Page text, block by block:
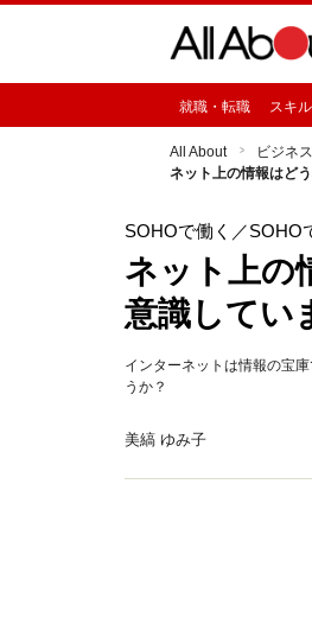
就職・転職 スキ
All About ビジネ
ネット上の情報はど
SOHOで働く ／SOHO
ネット上の
意識してい
インターネットは情報の宝
うか？
美縞 ゆみ子